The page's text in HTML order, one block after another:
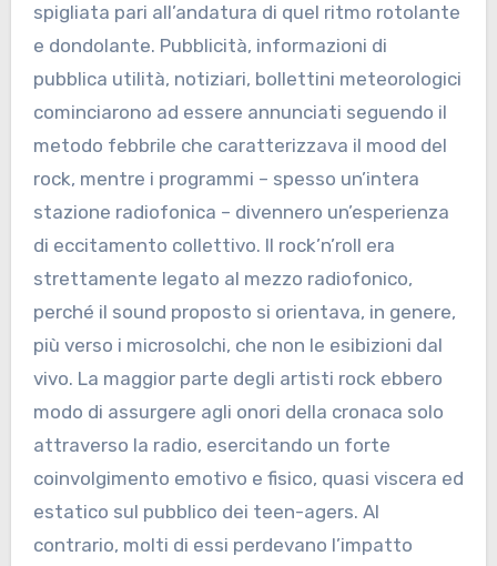
spigliata pari all’andatura di quel ritmo rotolante
e dondolante. Pubblicità, informazioni di
pubblica utilità, notiziari, bollettini meteorologici
cominciarono ad essere annunciati seguendo il
metodo febbrile che caratterizzava il mood del
rock, mentre i programmi – spesso un’intera
stazione radiofonica – divennero un’esperienza
di eccitamento collettivo. Il rock’n’roll era
strettamente legato al mezzo radiofonico,
perché il sound proposto si orientava, in genere,
più verso i microsolchi, che non le esibizioni dal
vivo. La maggior parte degli artisti rock ebbero
modo di assurgere agli onori della cronaca solo
attraverso la radio, esercitando un forte
coinvolgimento emotivo e fisico, quasi viscera ed
estatico sul pubblico dei teen-agers. Al
contrario, molti di essi perdevano l’impatto